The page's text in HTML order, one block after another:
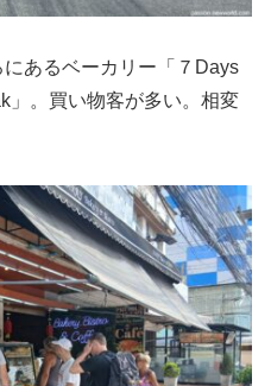
あるベーカリー「７Days
」。買い物客が多い。相変